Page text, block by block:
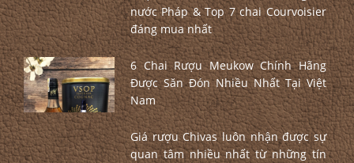
nước Pháp & Top 7 chai Courvoisier
đáng mua nhất
6 Chai Rượu Meukow Chính Hãng
Được Săn Đón Nhiều Nhất Tại Việt
Nam
Giá rượu Chivas luôn nhận được sự
quan tâm nhiều nhất từ những tín